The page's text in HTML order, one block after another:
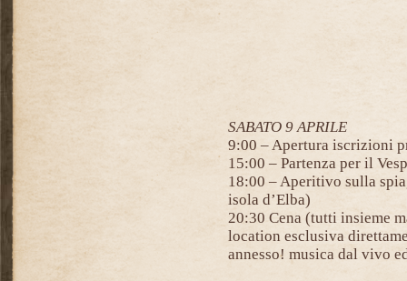
SABATO 9 APRILE
9:00 – Apertura iscrizioni
15:00 – Partenza per il
18:00 – Aperitivo sulla
isola d’Elba)
20:30 Cena (tutti insieme
location esclusiva
annesso! musica dal vivo